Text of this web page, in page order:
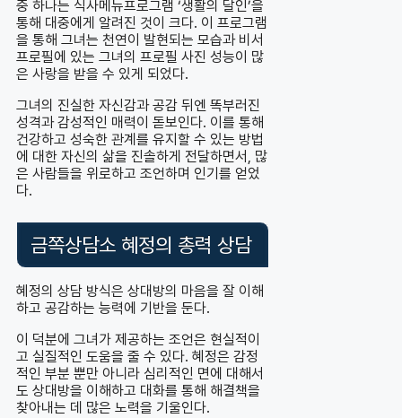
중 하나는 식사메뉴프로그램 ‘생활의 달인’을
통해 대중에게 알려진 것이 크다. 이 프로그램
을 통해 그녀는 천연이 발현되는 모습과 비서
프로필에 있는 그녀의 프로필 사진 성능이 많
은 사랑을 받을 수 있게 되었다.
그녀의 진실한 자신감과 공감 뒤엔 똑부러진
성격과 감성적인 매력이 돋보인다. 이를 통해
건강하고 성숙한 관계를 유지할 수 있는 방법
에 대한 자신의 삶을 진솔하게 전달하면서, 많
은 사람들을 위로하고 조언하며 인기를 얻었
다.
금쪽상담소 혜정의 총력 상담
혜정의 상담 방식은 상대방의 마음을 잘 이해
하고 공감하는 능력에 기반을 둔다.
이 덕분에 그녀가 제공하는 조언은 현실적이
고 실질적인 도움을 줄 수 있다. 혜정은 감정
적인 부분 뿐만 아니라 심리적인 면에 대해서
도 상대방을 이해하고 대화를 통해 해결책을
찾아내는 데 많은 노력을 기울인다.